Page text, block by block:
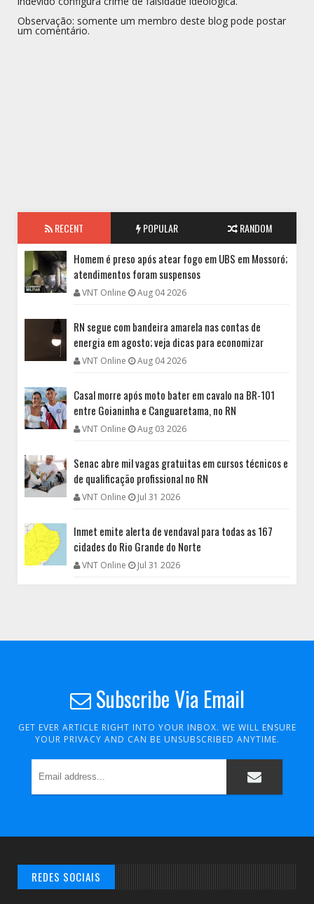
Observação: somente um membro deste blog pode postar
um comentário.
RECENT POPULAR RANDOM
Homem é preso após atear fogo em UBS em Mossoró;
atendimentos foram suspensos
VNT Online Aug 04 2026
RN segue com bandeira amarela nas contas de
energia em agosto; veja dicas para economizar
VNT Online Aug 04 2026
Casal morre após moto bater em cavalo na BR-101
entre Goianinha e Canguaretama, no RN
VNT Online Aug 03 2026
Senac abre mil vagas gratuitas em cursos técnicos e
de qualificação profissional no RN
VNT Online Jul 31 2026
Inmet emite alerta de vendaval para todas as 167
cidades do Rio Grande do Norte
VNT Online Jul 31 2026
Subscribe Via Email
GET EVER ARTICLE RIGHT INTO YOUR INBOX. WE WILL ENSURE
YOUR PRIVACY AND CAN BE UNSUBSCRIBED ANYTIME.
REDES SOCIAIS